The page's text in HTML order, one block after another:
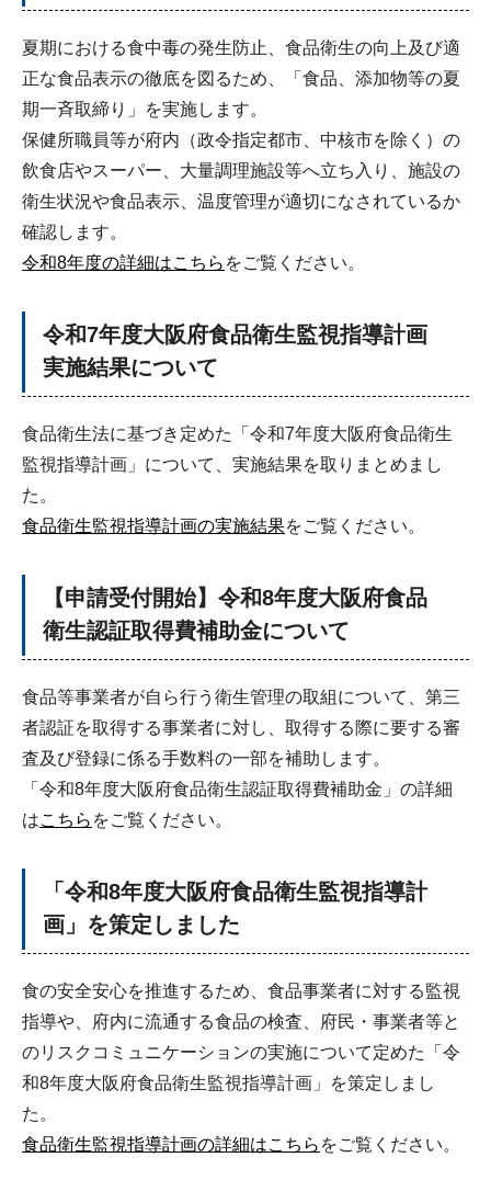
夏期における食中毒の発生防止、食品衛生の向上及び適
正な食品表示の徹底を図るため、「食品、添加物等の夏
期一斉取締り」を実施します。
保健所職員等が府内（政令指定都市、中核市を除く）の
飲食店やスーパー、大量調理施設等へ立ち入り、施設の
衛生状況や食品表示、温度管理が適切になされているか
確認します。
令和8年度の詳細はこちら をご覧ください。
令和7年度大阪府食品衛生監視指導計画
実施結果について
食品衛生法に基づき定めた「令和7年度大阪府食品衛生
監視指導計画」について、実施結果を取りまとめまし
た。
食品衛生監視指導計画の実施結果をご覧ください。
【申請受付開始】令和8年度大阪府食品
衛生認証取得費補助金について
食品等事業者が自ら行う衛生管理の取組について、第三
者認証を取得する事業者に対し、取得する際に要する審
査及び登録に係る手数料の一部を補助します。
「令和8年度大阪府食品衛生認証取得費補助金」の詳細
はこちら をご覧ください。
「令和8年度大阪府食品衛生監視指導計
画」を策定しました
食の安全安心を推進するため、食品事業者に対する監視
指導や、府内に流通する食品の検査、府民・事業者等と
のリスクコミュニケーションの実施について定めた「令
和8年度大阪府食品衛生監視指導計画」を策定しまし
た。
食品衛生監視指導計画の詳細はこちら をご覧ください。